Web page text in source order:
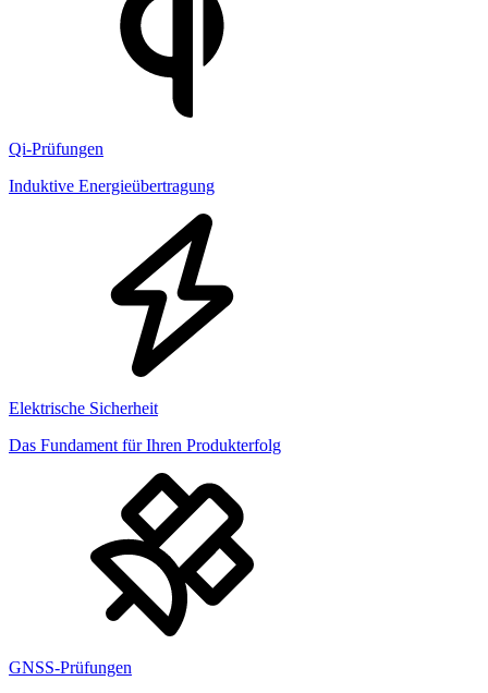
Qi-Prüfungen
Induktive Energieübertragung
Elektrische Sicherheit
Das Fundament für Ihren Produkterfolg
GNSS-Prüfungen